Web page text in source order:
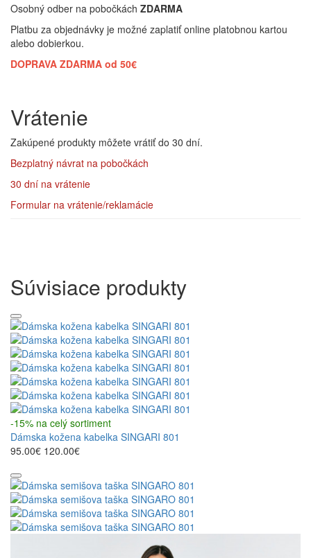
Osobný odber na pobočkách ZDARMA
Platbu za objednávky je možné zaplatiť online platobnou kartou
alebo dobierkou.
DOPRAVA ZDARMA od 50€
Vrátenie
Zakúpené produkty môžete vrátiť do 30 dní.
Bezplatný návrat na pobočkách
30 dní na vrátenie
Formular na vrátenie/reklamácie
Súvisiace produkty
-15% na celý sortiment
Dámska kožena kabelka SINGARI 801
95.00€ 120.00€